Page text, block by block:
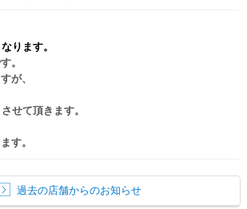
ります。
。
が、
せて頂きます。
す。
過去の店舗からのお知らせ